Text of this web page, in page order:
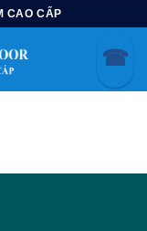
CAO CẤP
☎